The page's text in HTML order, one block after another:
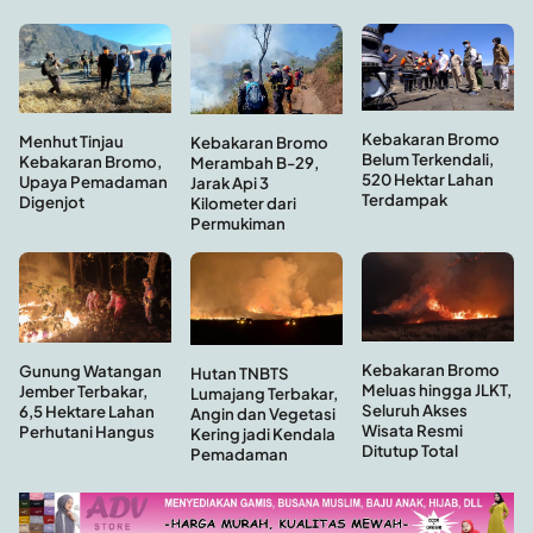
Menhut Tinjau
Kebakaran Bromo,
Upaya Pemadaman
Digenjot
Kebakaran Bromo
Merambah B-29,
Jarak Api 3
Kilometer dari
Permukiman
Kebakaran Bromo
Belum Terkendali,
520 Hektar Lahan
Terdampak
Gunung Watangan
Jember Terbakar,
6,5 Hektare Lahan
Perhutani Hangus
Hutan TNBTS
Lumajang Terbakar,
Angin dan Vegetasi
Kering jadi Kendala
Pemadaman
Kebakaran Bromo
Meluas hingga JLKT,
Seluruh Akses
Wisata Resmi
Ditutup Total